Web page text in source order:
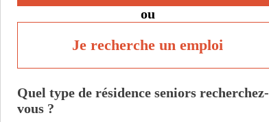
ou
Je recherche un emploi
Quel type de résidence seniors recherchez-
vous ?